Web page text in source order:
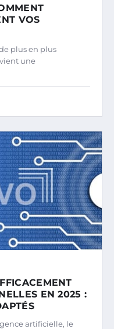
VOS
plus en plus
une
EN 2025 :
artificielle, le